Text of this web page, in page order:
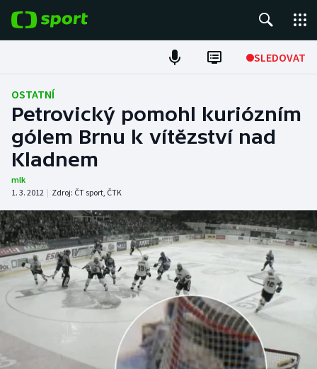
SLEDOVAT
Fotbal
Hokej
Tenis
Atletika
Cyklistika
DALŠÍ SPORTY
Americký fotbal
Baseball a softbal
Basketbal
NEPŘEHLÉDNĚTE
Historické návraty
OSTATNÍ
Petrovický pomohl kuriózním
gólem Brnu k vítězství nad
Kladnem
mlk
1. 3. 2012 | Zdroj: ČT sport, ČTK